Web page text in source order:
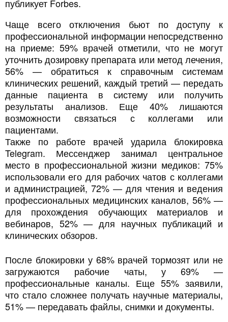
публикует Forbes.
Чаще всего отключения бьют по доступу к
профессиональной информации непосредственно
на приеме: 59% врачей отметили, что не могут
уточнить дозировку препарата или метод лечения,
56% — обратиться к справочным системам
клинических решений, каждый третий — передать
данные пациента в систему или получить
результаты анализов. Еще 40% лишаются
возможности связаться с коллегами или
пациентами.
Также по работе врачей ударила блокировка
Telegram. Мессенджер занимал центральное
место в профессиональной жизни медиков: 75%
использовали его для рабочих чатов с коллегами
и администрацией, 72% — для чтения и ведения
профессиональных медицинских каналов, 56% —
для прохождения обучающих материалов и
вебинаров, 52% — для научных публикаций и
клинических обзоров.
После блокировки у 68% врачей тормозят или не
загружаются рабочие чаты, у 69% —
профессиональные каналы. Еще 55% заявили,
что стало сложнее получать научные материалы,
51% — передавать файлы, снимки и документы.